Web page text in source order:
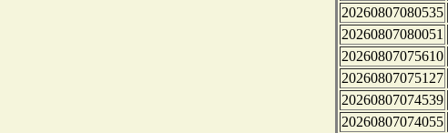
20260807080535
20260807080051
20260807075610
20260807075127
20260807074539
20260807074055